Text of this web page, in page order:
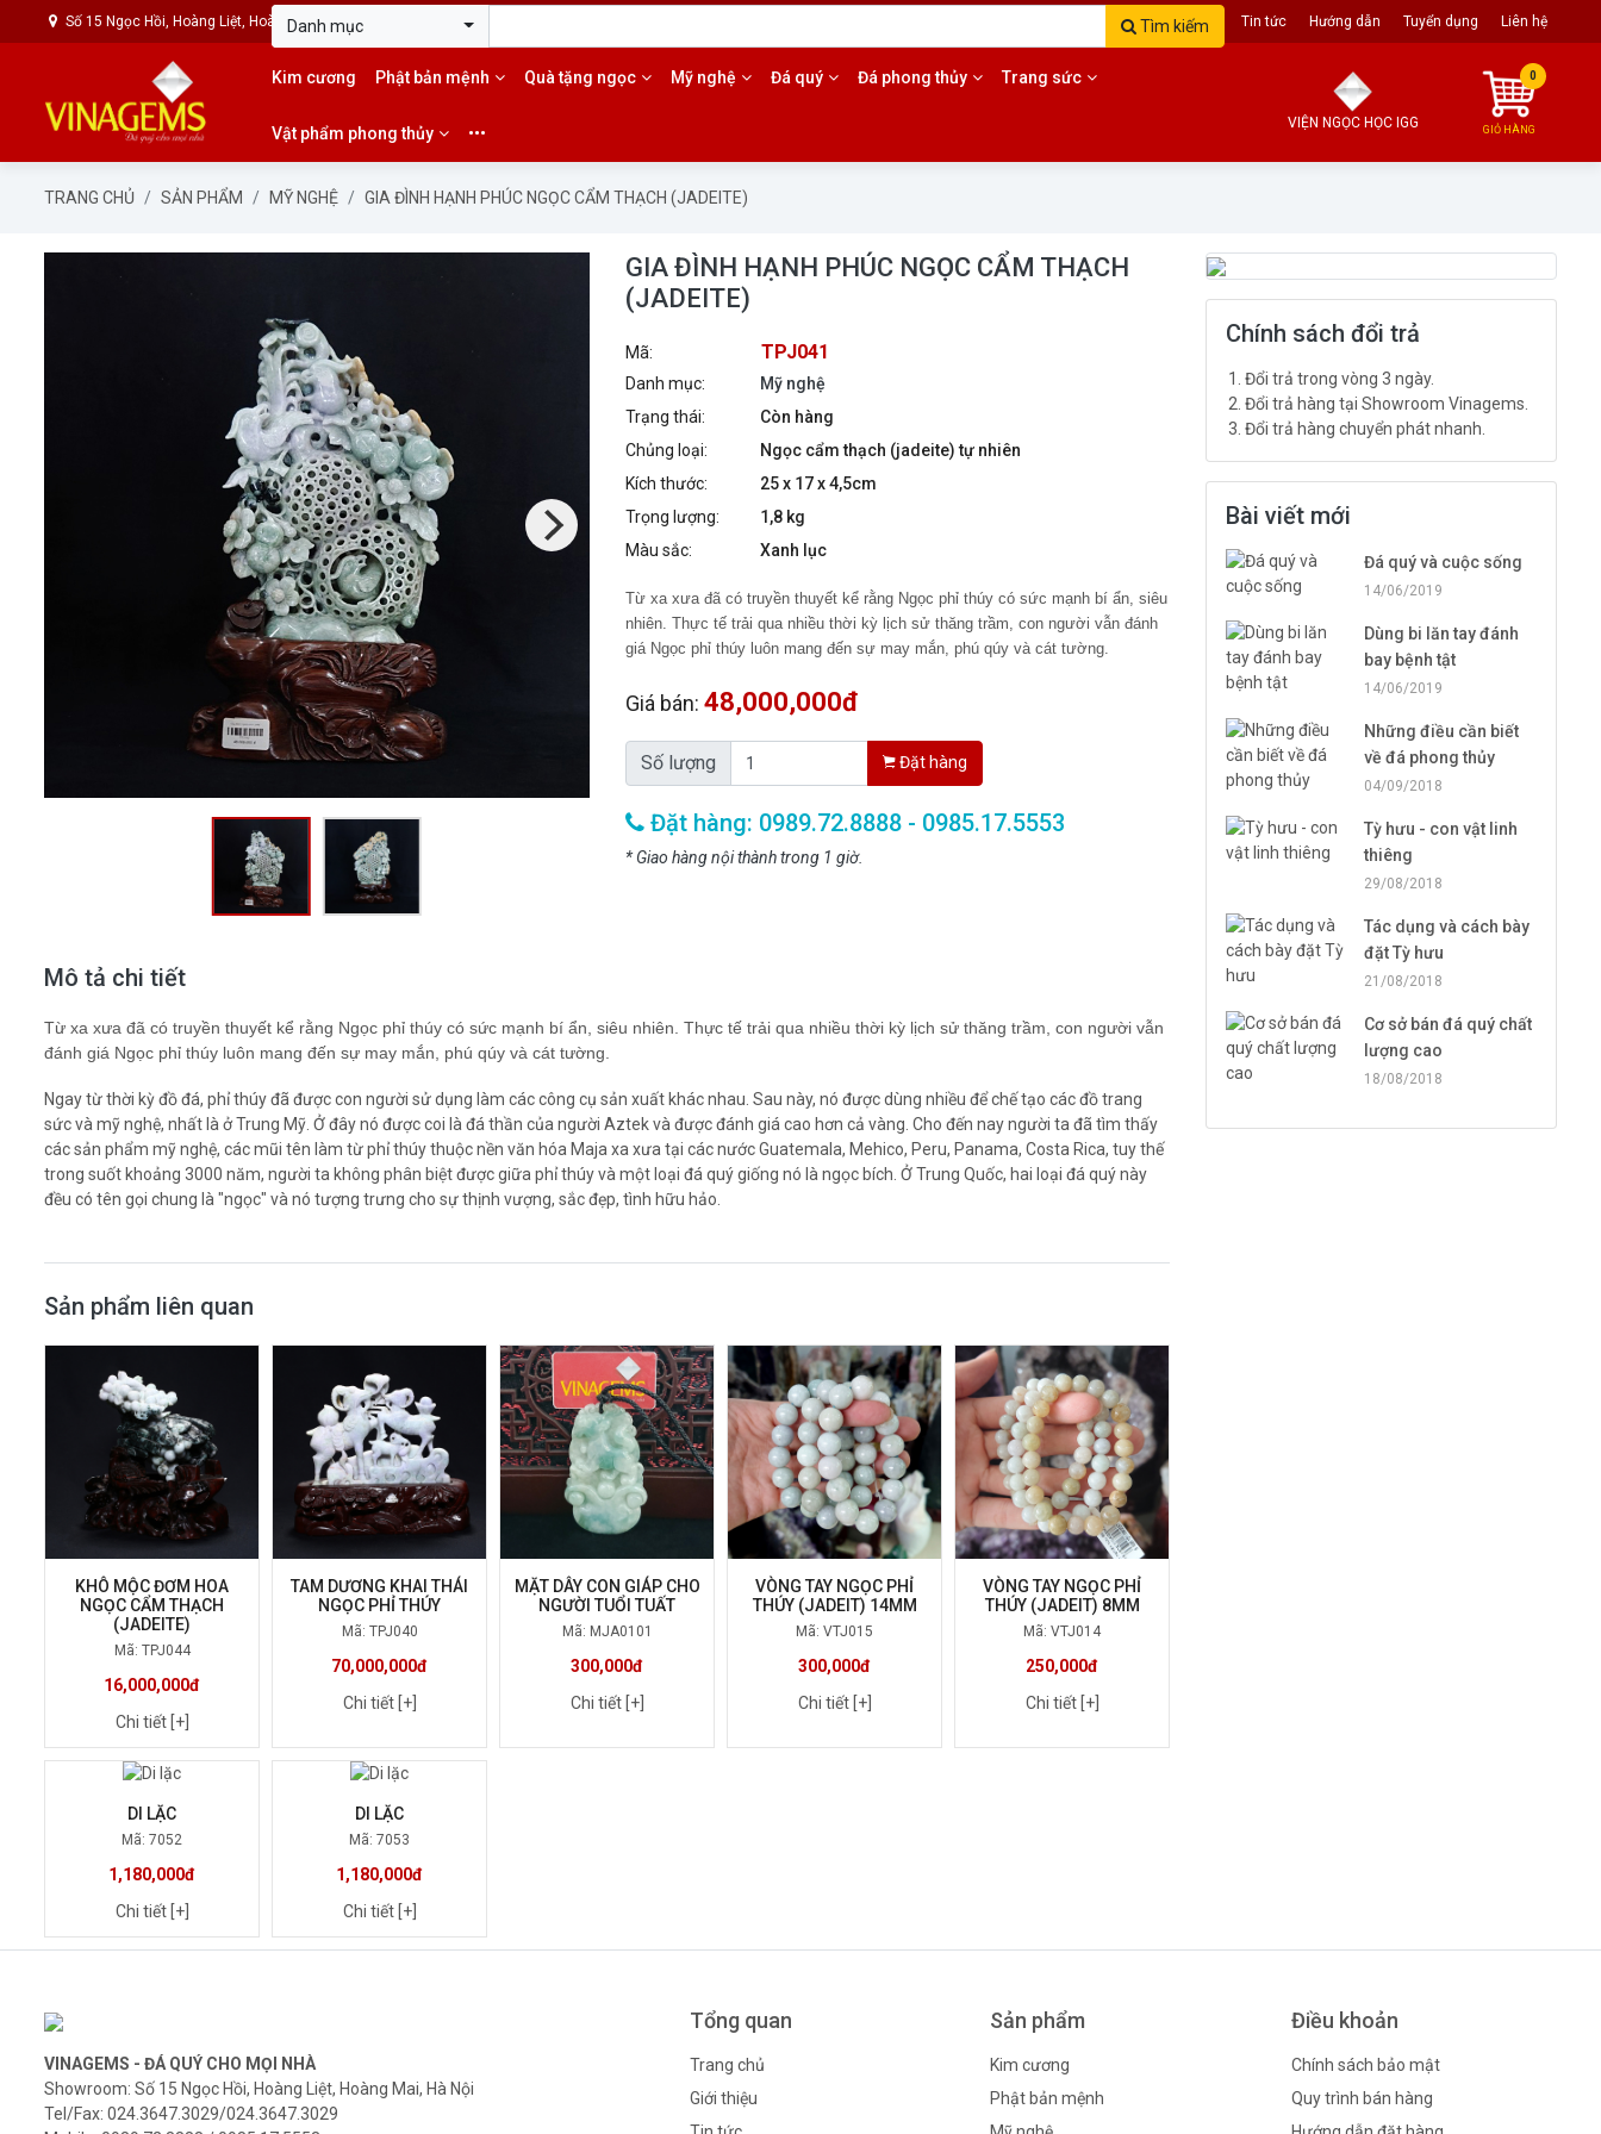
Số 15 Ngọc Hồi, Hoàng Liệt, Hoàng Mai, Hà Nội 0989.72.8888 - 0985.17.5553 Trang chủ Giới thiệu Tin tức Hướng dẫn Tuyển dụng Liên hệ
Danh mục Tìm kiếm
Kim cương Phật bản mệnh Quà tặng ngọc Mỹ nghệ Đá quý Đá phong thủy Trang sức
Vật phẩm phong thủy •••
VIỆN NGỌC HỌC IGG
0
GIỎ HÀNG
TRANG CHỦ SẢN PHẨM MỸ NGHỆ GIA ĐÌNH HẠNH PHÚC NGỌC CẨM THẠCH (JADEITE)
GIA ĐÌNH HẠNH PHÚC NGỌC CẨM THẠCH
(JADEITE)
Mã: TPJ041
Danh mục:
Mỹ nghệ
Trạng thái:
Còn hàng
Chủng loại:
Ngọc cẩm thạch (jadeite) tự nhiên
Kích thước:
25 x 17 x 4,5cm
Trọng lượng:
1,8 kg
Màu sắc:
Xanh lục
Từ xa xưa đã có truyền thuyết kể rằng Ngọc phỉ thúycó sức mạnh bí ẩn, siêu
nhiên. Thực tế trải qua nhiều thời kỳ lịch sử thăng trầm, con người vẫn đánh
giá Ngọc phỉ thúyluôn mang đến sự may mắn, phú qúy và cát tường.
Giá bán: 48,000,000đ
Số lượng Đặt hàng
Đặt hàng: 0989.72.8888 - 0985.17.5553
* Giao hàng nội thành trong 1 giờ.
Mô tả chi tiết
Từ xa xưa đã có truyền thuyết kể rằng Ngọc phỉ thúy có sức mạnh bí ẩn, siêu nhiên. Thực tế trải qua nhiều thời kỳ lịch sử thăng trầm, con người vẫn
đánh giá Ngọc phỉ thúy luôn mang đến sự may mắn, phú qúy và cát tường.
Ngay từ thời kỳ đồ đá, phỉ thúy đã được con người sử dụng làm các công cụ sản xuất khác nhau. Sau này, nó được dùng nhiều để chế tạo các đồ trang
sức và mỹ nghệ, nhất là ở Trung Mỹ. Ở đây nó được coi là đá thần của người Aztek và được đánh giá cao hơn cả vàng. Cho đến nay người ta đã tìm thấy
các sản phẩm mỹ nghệ, các mũi tên làm từ phỉ thúy thuộc nền văn hóa Maja xa xưa tại các nước Guatemala, Mehico, Peru, Panama, Costa Rica, tuy thế
trong suốt khoảng 3000 năm, người ta không phân biệt được giữa phỉ thúy và một loại đá quý giống nó là ngọc bích. Ở Trung Quốc, hai loại đá quý này
đều có tên gọi chung là "ngọc" và nó tượng trưng cho sự thịnh vượng, sắc đẹp, tình hữu hảo.
Sản phẩm liên quan
KHÔ MỘC ĐƠM HOA
NGỌC CẨM THẠCH
(JADEITE)
Mã: TPJ044
16,000,000đ
Chi tiết [+]
TAM DƯƠNG KHAI THÁI
NGỌC PHỈ THÚY
Mã: TPJ040
70,000,000đ
Chi tiết [+]
MẶT DÂY CON GIÁP CHO
NGƯỜI TUỔI TUẤT
Mã: MJA0101
300,000đ
Chi tiết [+]
VÒNG TAY NGỌC PHỈ
THÚY (JADEIT) 14MM
Mã: VTJ015
300,000đ
Chi tiết [+]
VÒNG TAY NGỌC PHỈ
THÚY (JADEIT) 8MM
Mã: VTJ014
250,000đ
Chi tiết [+]
DI LẶC
Mã: 7052
1,180,000đ
Chi tiết [+]
DI LẶC
Mã: 7053
1,180,000đ
Chi tiết [+]
Chính sách đổi trả
Đổi trả trong vòng 3 ngày.
Đổi trả hàng tại Showroom Vinagems.
Đổi trả hàng chuyển phát nhanh.
Bài viết mới
Đá quý và cuộc sống
14/06/2019
Dùng bi lăn tay đánh
bay bệnh tật
14/06/2019
Những điều cần biết
về đá phong thủy
04/09/2018
Tỳ hưu - con vật linh
thiêng
29/08/2018
Tác dụng và cách bày
đặt Tỳ hưu
21/08/2018
Cơ sở bán đá quý chất
lượng cao
18/08/2018
VINAGEMS - ĐÁ QUÝ CHO MỌI NHÀ
Showroom: Số 15 Ngọc Hồi, Hoàng Liệt, Hoàng Mai, Hà Nội
Tel/Fax: 024.3647.3029/024.3647.3029
Tổng quan
Trang chủ
Giới thiệu
Sản phẩm
Kim cương
Phật bản mệnh
Điều khoản
Chính sách bảo mật
Quy trình bán hàng